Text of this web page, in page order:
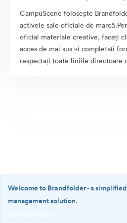
CampuScene folosește
activele sale oficiale de
oficial materiale creative, faceți
acces de mai sus și completați
respectați toate liniile directoare
Welcome to Brandfolder- a
management solution.